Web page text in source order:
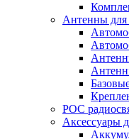
Антенны для
POC
Аксессуары